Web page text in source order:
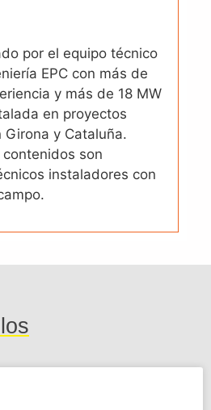
por el equipo técnico
EPC con más de
y más de 18 MW
en proyectos
y Cataluña.
son
instaladores con